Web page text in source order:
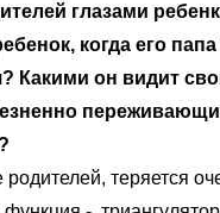
глазами
когда его
Какими он видит
родителей, теряется